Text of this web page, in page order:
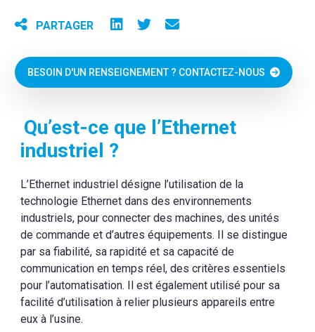
PARTAGER
BESOIN D'UN RENSEIGNEMENT ? CONTACTEZ-NOUS
Qu’est-ce que l’Ethernet
industriel ?
L’Ethernet industriel désigne l’utilisation de la
technologie Ethernet dans des environnements
industriels, pour connecter des machines, des unités
de commande et d’autres équipements. Il se distingue
par sa fiabilité, sa rapidité et sa capacité de
communication en temps réel, des critères essentiels
pour l’automatisation. Il est également utilisé pour sa
facilité d’utilisation à relier plusieurs appareils entre
eux à l’usine.